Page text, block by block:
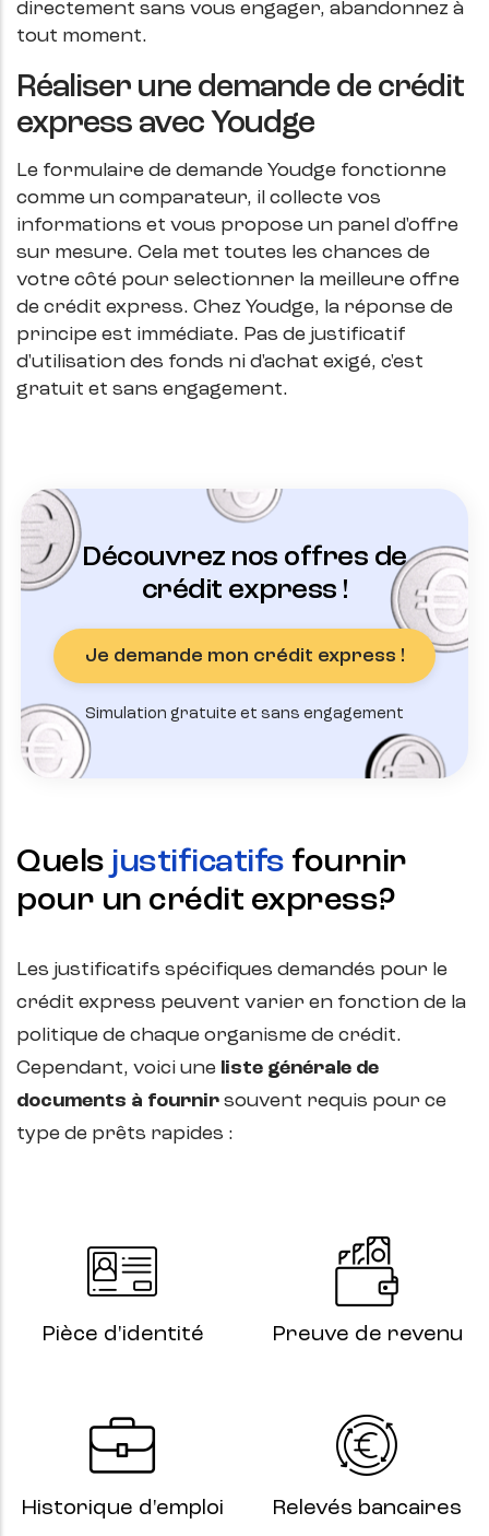
directement sans vous engager, abandonnez à
tout moment.
Réaliser une demande de crédit
express avec Youdge
Le formulaire de demande Youdge fonctionne
comme un comparateur, il collecte vos
informations et vous propose un panel d'offre
sur mesure. Cela met toutes les chances de
votre côté pour selectionner la meilleure offre
de crédit express. Chez Youdge, la réponse de
principe est immédiate. Pas de justificatif
d'utilisation des fonds ni d'achat exigé, c'est
gratuit et sans engagement.
Découvrez nos offres de
crédit express !
Je demande mon crédit express !
Simulation gratuite et sans engagement
Quels justificatifs fournir
pour un crédit express?
Les justificatifs spécifiques demandés pour le
crédit express peuvent varier en fonction de la
politique de chaque organisme de crédit.
Cependant, voici une liste générale de
documents à fournir souvent requis pour ce
type de prêts rapides :
Pièce d'identité Preuve de revenu
Historique d'emploi Relevés bancaires